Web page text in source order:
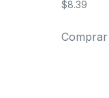
$8.39